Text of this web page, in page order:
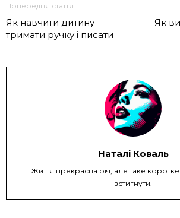
Попередня стаття
Як навчити дитину
тримати ручку і писати
Як
Наталі Коваль
Життя прекрасна річ, але таке коротке
встигнути.